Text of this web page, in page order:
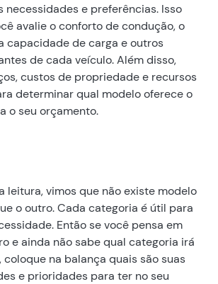
necessidades e preferências. Isso
avalie o conforto de condução, o
capacidade de carga e outros
de cada veículo. Além disso,
custos de propriedade e recursos
determinar qual modelo oferece o
o seu orçamento.
leitura, vimos que não existe modelo
o outro. Cada categoria é útil para
Então se você pensa em
e ainda não sabe qual categoria irá
na balança quais são suas
e prioridades para ter no seu